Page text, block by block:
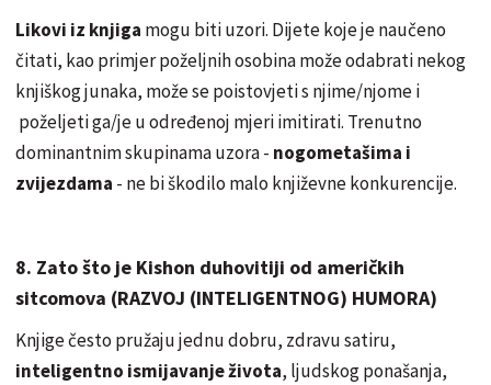
Likovi iz knjiga mogu biti uzori. Dijete koje je naučeno
čitati, kao primjer poželjnih osobina može odabrati nekog
knjiškog junaka, može se poistovjeti s njime/njome i
poželjeti ga/je u određenoj mjeri imitirati. Trenutno
dominantnim skupinama uzora - nogometašima i
zvijezdama - ne bi škodilo malo književne konkurencije.
8. Zato što je Kishon duhovitiji od američkih
sitcomova (RAZVOJ (INTELIGENTNOG) HUMORA)
Knjige često pružaju jednu dobru, zdravu satiru,
inteligentno ismijavanje života, ljudskog ponašanja,